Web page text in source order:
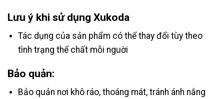
Lưu ý khi sử dụng Xukoda
Tác dụng của sản phẩm có thể thay đổi tùy theo
tình trạng thể chất mỗi nguời
Bảo quản:
Bảo quản nơi khô ráo, thoáng mát, tránh ánh nắng